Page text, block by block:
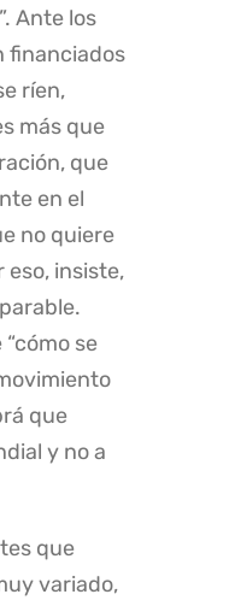
Ante los
financiados
ríen,
más que
que
en el
no quiere
eso, insiste,
se
que
y no a
que
variado,